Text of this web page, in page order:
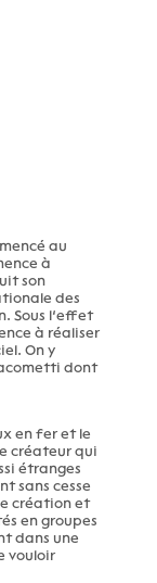
au
à
son
des
Sous l’effet
à réaliser
On y
dont
en fer et le
créateur qui
étranges
sans cesse
création et
en groupes
dans une
vouloir